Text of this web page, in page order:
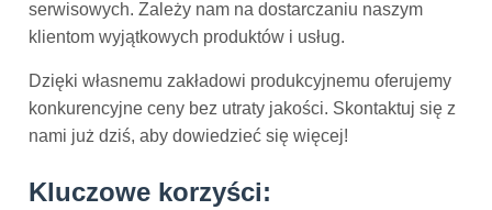
serwisowych. Zależy nam na dostarczaniu naszym
klientom wyjątkowych produktów i usług.
Dzięki własnemu zakładowi produkcyjnemu oferujemy
konkurencyjne ceny bez utraty jakości. Skontaktuj się z
nami już dziś, aby dowiedzieć się więcej!
Kluczowe korzyści: